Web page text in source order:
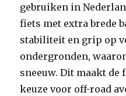
gebruiken in
fiets met extra brede
stabiliteit en grip op
ondergronden,
sneeuw. Dit maakt de
keuze voor off-road